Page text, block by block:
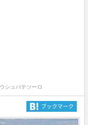
シュバテソーロ